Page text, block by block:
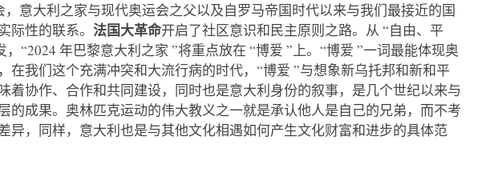
，意大利之家与现代奥运会之父以及自罗马帝国时代以来与我们最接近的国
际性的联系。 法国大革命开启了社区意识和民主原则之路。从 “自由、平
“2024 年巴黎意大利之家 ”将重点放在 “博爱 ”上。“博爱 ”一词最能体现奥
在我们这个充满冲突和大流行病的时代，“博爱 ”与想象新乌托邦和新和平
着协作、合作和共同建设，同时也是意大利身份的叙事，是几个世纪以来与
的成果。奥林匹克运动的伟大教义之一就是承认他人是自己的兄弟，而不考
异，同样，意大利也是与其他文化相遇如何产生文化财富和进步的具体范